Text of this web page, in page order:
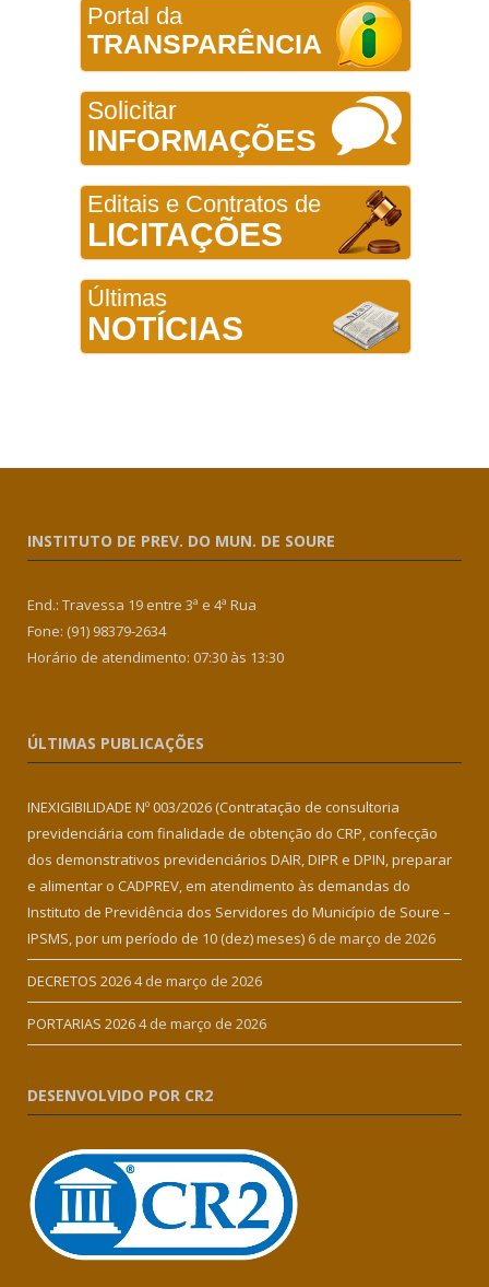
Portal da
TRANSPARÊNCIA
Solicitar
INFORMAÇÕES
Editais e Contratos de
LICITAÇÕES
Últimas
NOTÍCIAS
INSTITUTO DE PREV. DO MUN. DE SOURE
End.: Travessa 19 entre 3ª e 4ª Rua
Fone: (91) 98379-2634
Horário de atendimento: 07:30 às 13:30
ÚLTIMAS PUBLICAÇÕES
INEXIGIBILIDADE Nº 003/2026 (Contratação de consultoria
previdenciária com finalidade de obtenção do CRP, confecção
dos demonstrativos previdenciários DAIR, DIPR e DPIN, preparar
e alimentar o CADPREV, em atendimento às demandas do
Instituto de Previdência dos Servidores do Município de Soure –
IPSMS, por um período de 10 (dez) meses) 6 de março de 2026
DECRETOS 20264 de março de 2026
PORTARIAS 20264 de março de 2026
DESENVOLVIDO POR CR2